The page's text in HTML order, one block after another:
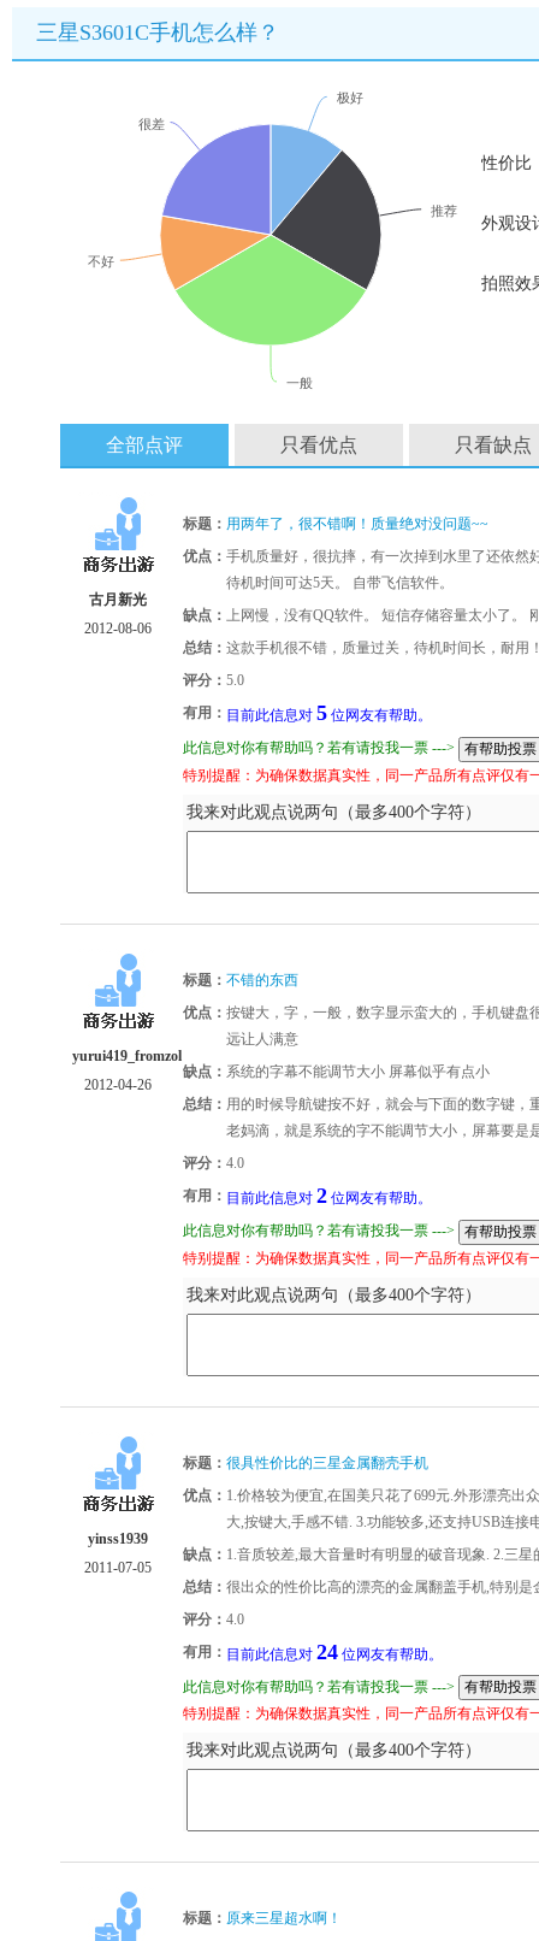
三星S3601C手机怎么样？
极好
推荐
一般
不好
很差
性价比
外观设
拍照效
全部点评 只看优点 只看缺点
古月新光
2012-08-06
标题： 用两年了，很不错啊！质量绝对没问题~~
优点： 手机质量好，很抗摔，有一次掉到水里了还依然
待机时间可达5天。 自带飞信软件。
缺点： 上网慢，没有QQ软件。 短信存储容量太小了。
总结： 这款手机很不错，质量过关，待机时间长，耐用
评分： 5.0
有用： 目前此信息对 5 位网友有帮助。
此信息对你有帮助吗？若有请投我一票 --->
特别提醒：为确保数据真实性，同一产品所有点评仅有
我来对此观点说两句（最多400个字符）
yurui419_fromzol
2012-04-26
标题： 不错的东西
优点： 按键大，字，一般，数字显示蛮大的，手机键
远让人满意
缺点： 系统的字幕不能调节大小 屏幕似乎有点小
总结： 用的时候导航键按不好，就会与下面的数字键
老妈滴，就是系统的字不能调节大小，屏幕要是
评分： 4.0
有用： 目前此信息对 2 位网友有帮助。
此信息对你有帮助吗？若有请投我一票 --->
特别提醒：为确保数据真实性，同一产品所有点评仅有
我来对此观点说两句（最多400个字符）
yinss1939
2011-07-05
标题： 很具性价比的三星金属翻壳手机
优点： 1.价格较为便宜,在国美只花了699元.外形漂亮出
大,按键大,手感不错. 3.功能较多,还支持USB连接
缺点： 1.音质较差,最大音量时有明显的破音现象. 2.三
总结： 很出众的性价比高的漂亮的金属翻盖手机,特别
评分： 4.0
有用： 目前此信息对 24 位网友有帮助。
此信息对你有帮助吗？若有请投我一票 --->
特别提醒：为确保数据真实性，同一产品所有点评仅有
我来对此观点说两句（最多400个字符）
标题： 原来三星超水啊！